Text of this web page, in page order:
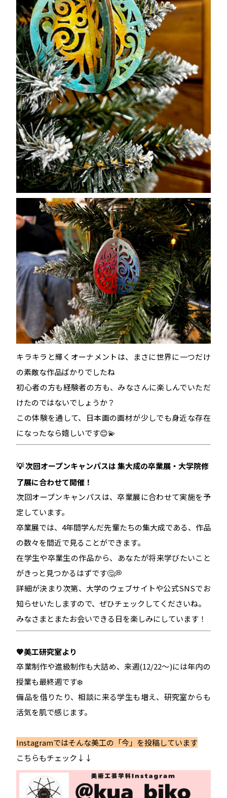
キラキラと輝くオーナメントは、まさに世界に一つだけ
の素敵な作品ばかりでしたね
初心者の方も経験者の方も、みなさんに楽しんでいただ
けたのではないでしょうか？
この体験を通して、日本画の画材が少しでも身近な存在
になったなら嬉しいです😊💫
💡 次回オープンキャンパスは 集大成の卒業展・大学院修
了展に合わせて開催！
次回オープンキャンパスは、卒業展に合わせて実施を予
定しています。
卒業展では、4年間学んだ先輩たちの集大成である、作品
の数々を間近で見ることができます。
在学生や卒業生の作品から、あなたが将来学びたいこと
がきっと見つかるはずです🤔💭
詳細が決まり次第、大学のウェブサイトや公式SNSでお
知らせいたしますので、ぜひチェックしてくださいね。
みなさまとまたお会いできる日を楽しみにしています！
💖美工研究室より
卒業制作や進級制作も大詰め、来週(12/22～)には年内の
授業も最終週です❄️
備品を借りたり、相談に来る学生も増え、研究室からも
活気を肌で感じます。
Instagramではそんな美工の「今」を投稿しています
こちらもチェック↓↓